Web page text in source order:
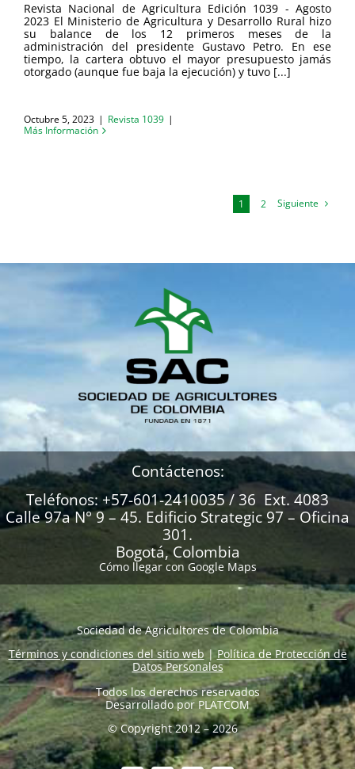
Revista Nacional de Agricultura Edición 1039 - Agosto
2023 El Ministerio de Agricultura y Desarrollo Rural hizo
su balance de los 12 primeros meses de la
administración del presidente Gustavo Petro. En ese
tiempo, la cartera obtuvo el mayor presupuesto jamás
otorgado (aunque fue baja la ejecución) y tuvo [...]
Octubre 5, 2023 | Revista 1039 |
Más Información
1 2 Siguiente
Contáctenos:
Teléfonos: +57-601-2410035 / 36 Ext. 4083
Calle 97a N° 9 – 45. Edificio Strategic 97 – Oficina
301.
Bogotá, Colombia
Cómo llegar con Google Maps
Sociedad de Agricultores de Colombia
Términos y condiciones del sitio web|Política de Protección de
Datos Personales
Todos los derechos reservados
Desarrollado por PLATCOM
© Copyright 2012 – 2026